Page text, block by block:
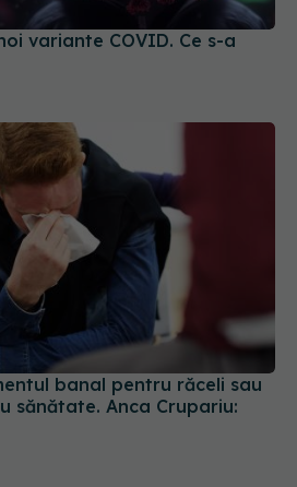
variante COVID. Ce s-a
sănătate. Anca Crupariu: